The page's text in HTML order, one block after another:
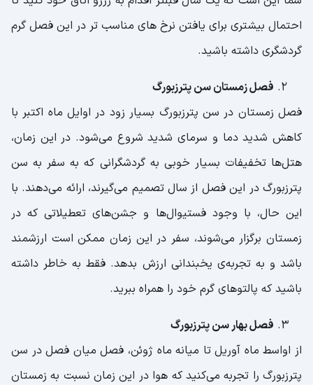
احتمال بیشتری برای یافتن نرخ های مناسب تر در این فصل گرم
گردشگری داشته باشید.
فصل زمستان سن پترزبورگ
فصل زمستان در سن پترزبورگ بسیار زود در اوایل ماه اکتبر با
کاهش شدید دما و سرمای شدید شروع می‌شود. در این زمان،
هتل‌ها تخفیفات بسیار خوبی به گردشگرانی که به سفر به سن
پترزبورگ در این فصل از سال تصمیم می‌گیرند، ارائه می‌دهند. با
این حال، با وجود فستیوال‌ها و جشن‌های تعطیلاتی که در
زمستان برگزار می‌شوند، سفر در این زمان ممکن است ارزشمند
باشد و به تجربه‌ی یخبندانی ارزش بدهد. فقط به خاطر داشته
باشید که پالتوهای گرم خود را همراه ببرید.
فصل بهار سن پترزبورگ
از اواسط ماه آوریل تا میانه ماه ژوئن، فصل میان فصل در سن
پترزبورگ را تجربه می‌کنید که هوا در این زمان نسبت به زمستان